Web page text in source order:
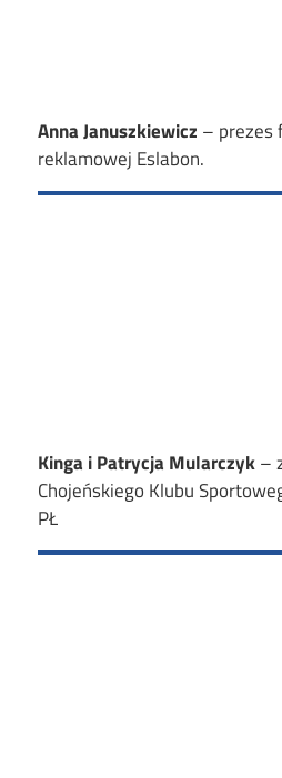
Anna Januszkiewicz – prezes
reklamowej Eslabon.
Kinga i Patrycja Mularczyk–
Chojeńskiego Klubu
PŁ